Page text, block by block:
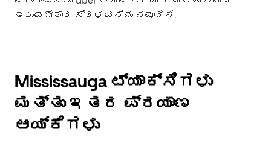
ತಲುಪಬೇಕಾದ ಸ್ಥಳವನ್ನು ನಮೂದಿಸಿ.
Mississauga ಟ್ಯಾಕ್ಸಿಗಳು
ಮತ್ತು ಇತರ ಪ್ರಯಾಣ
ಆಯ್ಕೆಗಳು